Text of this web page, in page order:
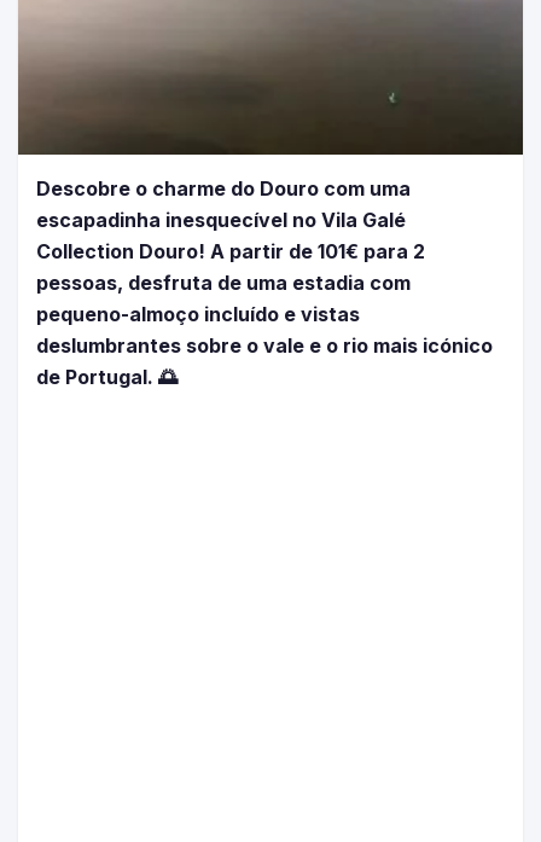
Descobre o charme do Douro com uma
escapadinha inesquecível no Vila Galé
Collection Douro! A partir de 101€ para 2
pessoas, desfruta de uma estadia com
pequeno-almoço incluído e vistas
deslumbrantes sobre o vale e o rio mais icónico
de Portugal. 🌅